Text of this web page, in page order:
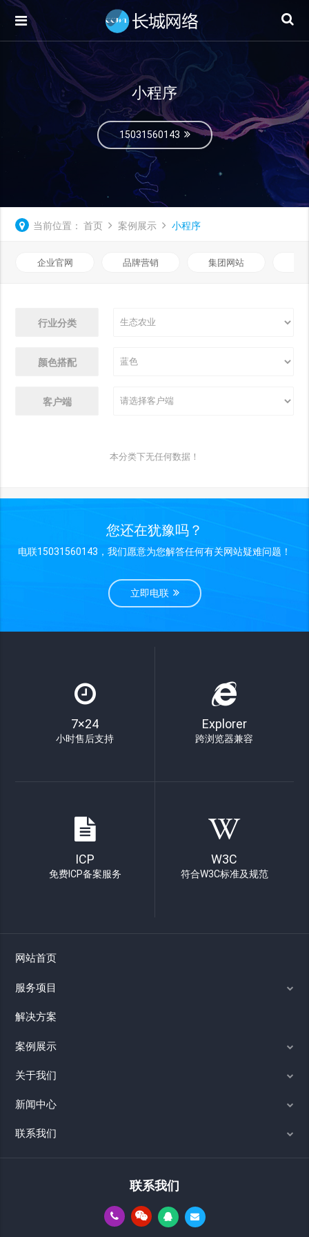
小程序
15031560143
当前位置： 首页 案例展示 小程序
企业官网 品牌营销 集团网站
行业分类
颜色搭配
客户端
本分类下无任何数据！
您还在犹豫吗？
电联15031560143，我们愿意为您解答任何有关网站疑难问题！
立即电联
7×24
小时售后支持
Explorer
跨浏览器兼容
ICP
免费ICP备案服务
W3C
符合W3C标准及规范
网站首页
服务项目
解决方案
案例展示
关于我们
新闻中心
联系我们
联系我们